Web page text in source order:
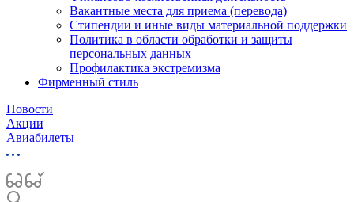
Вакантные места для приема (перевода)
Стипендии и иные виды материальной поддержки
Политика в области обработки и защиты
персональных данных
Профилактика экстремизма
Фирменный стиль
Новости
Акции
Авиабилеты